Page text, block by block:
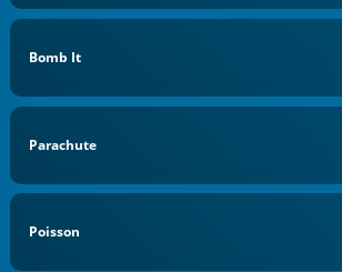
Bomb It
Parachute
Poisson